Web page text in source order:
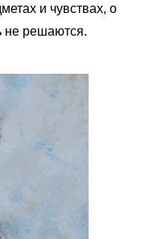
и чувствах, о
не решаются.